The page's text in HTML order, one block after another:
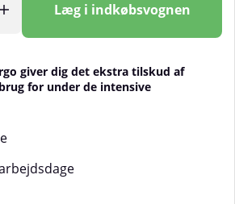
Læg i indkøbsvognen
giver dig det ekstra tilskud af
for under de intensive